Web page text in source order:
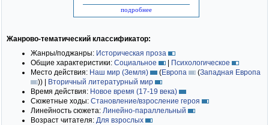
подробнее
Жанрово-тематический классификатор:
Жанры/поджанры: Историческая проза
Общие характеристики: Социальное | Психологическое
Место действия: Наш мир (Земля) (Европа (Западная Европа
)) | Вторичный литературный мир
Время действия: Новое время (17-19 века)
Сюжетные ходы: Становление/взросление героя
Линейность сюжета: Линейно-параллельный
Возраст читателя: Для взрослых